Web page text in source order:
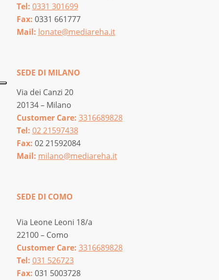
Tel: 0331 301699
Fax: 0331 661777
Mail: lonate@mediareha.it
SEDE DI MILANO
Via dei Canzi 20
20134 – Milano
Customer Care: 3316689828
Tel: 02 21597438
Fax: 02 21592084
Mail: milano@mediareha.it
SEDE DI COMO
Via Leone Leoni 18/a
22100 – Como
Customer Care: 3316689828
Tel: 031 526723
Fax: 031 5003728